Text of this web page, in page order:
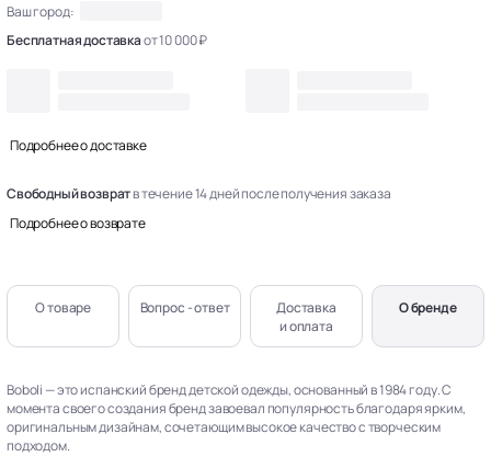
Ваш город:
Бесплатная доставкаот 10 000 ₽
Подробнее о доставке
Свободный возвратв течение 14 дней после получения заказа
Подробнее о возврате
О товаре Вопрос - ответ
Доставка
и оплата
О бренде
Boboli — это испанский бренд детской одежды, основанный в 1984 году. С
момента своего создания бренд завоевал популярность благодаря ярким,
оригинальным дизайнам, сочетающим высокое качество с творческим
подходом.